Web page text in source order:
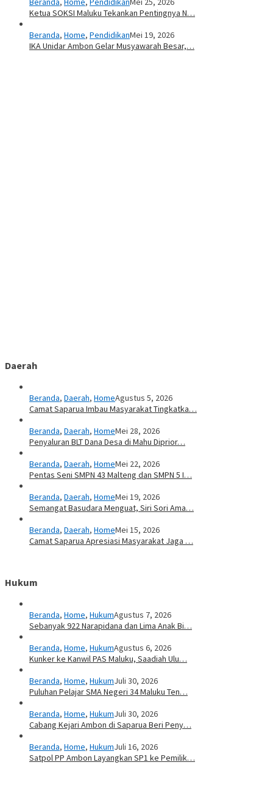
Ketua SOKSI Maluku Tekankan Pentingnya N…
Beranda, Home, PendidikanMei 19, 2026
IKA Unidar Ambon Gelar Musyawarah Besar,…
Daerah
Beranda, Daerah, HomeAgustus 5, 2026
Camat Saparua Imbau Masyarakat Tingkatka…
Beranda, Daerah, HomeMei 28, 2026
Penyaluran BLT Dana Desa di Mahu Diprior…
Beranda, Daerah, HomeMei 22, 2026
Pentas Seni SMPN 43 Malteng dan SMPN 5 I…
Beranda, Daerah, HomeMei 19, 2026
Semangat Basudara Menguat, Siri Sori Ama…
Beranda, Daerah, HomeMei 15, 2026
Camat Saparua Apresiasi Masyarakat Jaga …
Hukum
Beranda, Home, HukumAgustus 7, 2026
Sebanyak 922 Narapidana dan Lima Anak Bi…
Beranda, Home, HukumAgustus 6, 2026
Kunker ke Kanwil PAS Maluku, Saadiah Ulu…
Beranda, Home, HukumJuli 30, 2026
Puluhan Pelajar SMA Negeri 34 Maluku Ten…
Beranda, Home, HukumJuli 30, 2026
Cabang Kejari Ambon di Saparua Beri Peny…
Beranda, Home, HukumJuli 16, 2026
Satpol PP Ambon Layangkan SP1 ke Pemilik…